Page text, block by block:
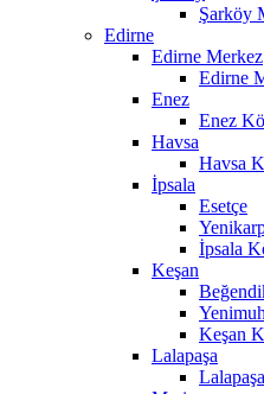
Şarköy
Edirne
Edirne Merkez
Edirne
Enez
Enez
Havsa
Havsa
İpsala
Esetçe
İpsala
Keşan
Keşan
Lalapaşa